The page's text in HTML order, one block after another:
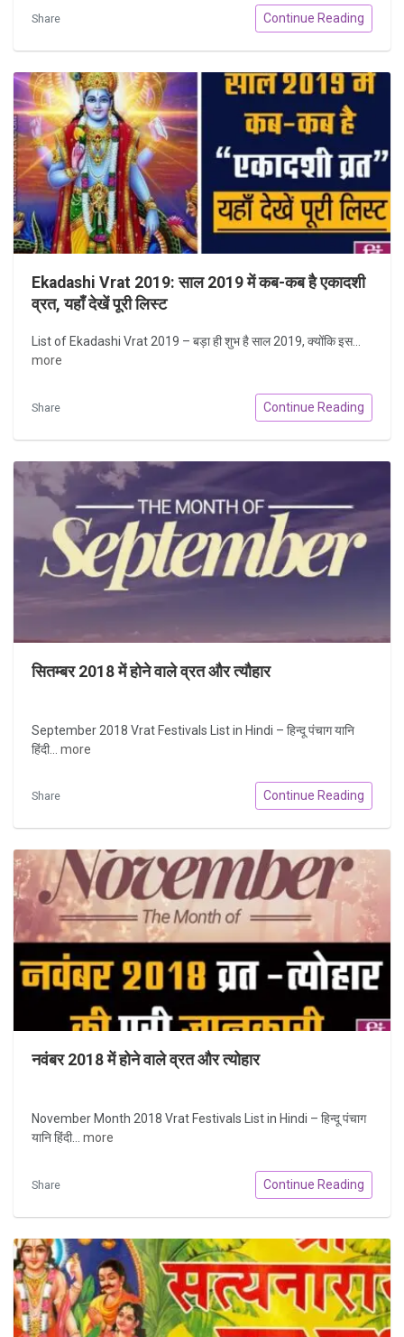
Share Continue Reading
Ekadashi Vrat 2019: साल 2019 में कब-कब है एकादशी
व्रत, यहाँ देखें पूरी लिस्ट
List of Ekadashi Vrat 2019 – बड़ा ही शुभ है साल 2019, क्योंकि इस...
more
Share Continue Reading
सितम्बर 2018 में होने वाले व्रत और त्यौहार
September 2018 Vrat Festivals List in Hindi – हिन्दू पंचाग यानि
हिंदी... more
Share Continue Reading
नवंबर 2018 में होने वाले व्रत और त्योहार
November Month 2018 Vrat Festivals List in Hindi – हिन्दू पंचाग
यानि हिंदी... more
Share Continue Reading